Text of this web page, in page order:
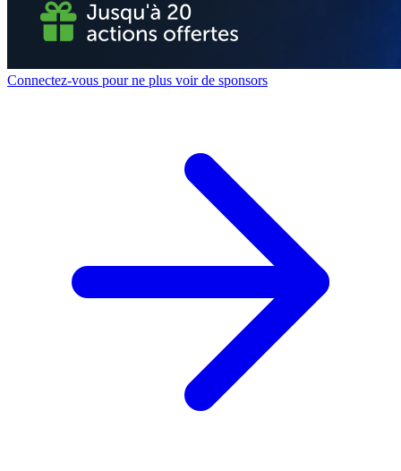
Connectez-vous pour ne plus voir de sponsors